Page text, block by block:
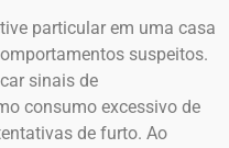
particular em uma casa
suspeitos.
sinais de
consumo excessivo de
de furto. Ao